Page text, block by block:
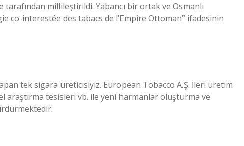
millileştirildi. Yabancı bir ortak ve Osmanlı
co-interestée des tabacs de l’Empire Ottoman” ifadesinin
tek sigara üreticisiyiz. European Tobacco A.Ş. İleri üretim
tesisleri vb. ile yeni harmanlar oluşturma ve